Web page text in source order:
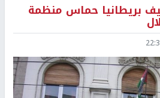
بريطانيا حماس منظمة